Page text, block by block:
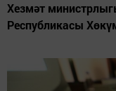
Хезмәт
Республикасы